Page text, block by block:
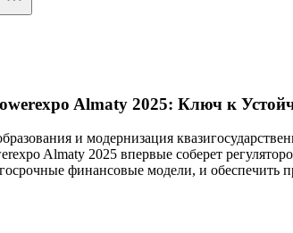
Almaty 2025: Ключ к
и модернизация
Almaty 2025 впервые соберет
финансовые модели, и